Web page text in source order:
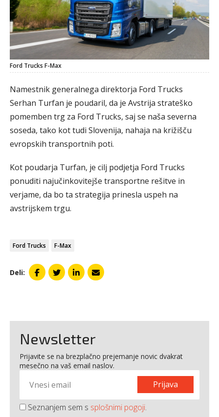
Ford Trucks F-Max
Namestnik generalnega direktorja Ford Trucks
Serhan Turfan je poudaril, da je Avstrija strateško
pomemben trg za Ford Trucks, saj se naša severna
soseda, tako kot tudi Slovenija, nahaja na križišču
evropskih transportnih poti.
Kot poudarja Turfan, je cilj podjetja Ford Trucks
ponuditi najučinkovitejše transportne rešitve in
verjame, da bo ta strategija prinesla uspeh na
avstrijskem trgu.
Ford Trucks F-Max
Deli:
Newsletter
Prijavite se na brezplačno prejemanje novic dvakrat
mesečno na vaš email naslov.
Prijava
Seznanjem sem s splošnimi pogoji.